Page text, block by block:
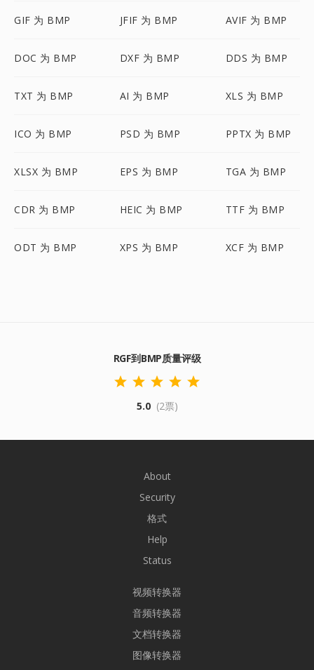
GIF 为 BMP JFIF 为 BMP AVIF 为 BMP
DOC 为 BMP DXF 为 BMP DDS 为 BMP
TXT 为 BMP AI 为 BMP XLS 为 BMP
ICO 为 BMP PSD 为 BMP PPTX 为 BMP
XLSX 为 BMP EPS 为 BMP TGA 为 BMP
CDR 为 BMP HEIC 为 BMP TTF 为 BMP
ODT 为 BMP XPS 为 BMP XCF 为 BMP
RGF到BMP质量评级
5.0 (2票)
About
Security
格式
Help
Status
视频转换器
音频转换器
文档转换器
图像转换器